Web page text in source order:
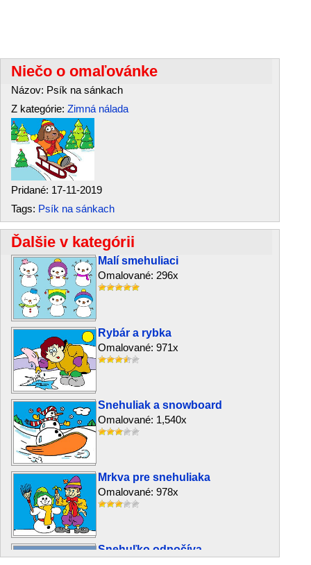
Niečo o omaľovánke
Názov: Psík na sánkach
Z kategórie: Zimná nálada
Pridané: 17-11-2019
Tags: Psík na sánkach
Ďalšie v kategórii
Malí smehuliaci
Omalované: 296x
Rybár a rybka
Omalované: 971x
Snehuliak a snowboard
Omalované: 1,540x
Mrkva pre snehuliaka
Omalované: 978x
Snehuľko odpočíva